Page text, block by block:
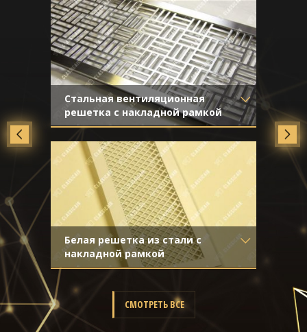
Стальная вентиляционная
решетка с накладной рамкой
Материал- Нержавеющая
сталь
Отделка- Шлифованная
нержавейка
Белая решетка из стали с
накладной рамкой
Материал- Обычная сталь
СМОТРЕТЬ ВСЕ